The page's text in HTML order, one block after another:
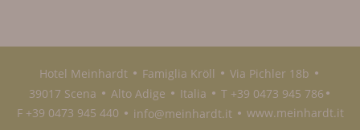
Hotel Meinhardt ● Famiglia Kröll ● Via Pichler 18b ●
39017 Scena ● Alto Adige ● Italia ● T +39 0473 945 786 ●
F +39 0473 945 440 ● info@meinhardt.it ● www.meinhardt.it